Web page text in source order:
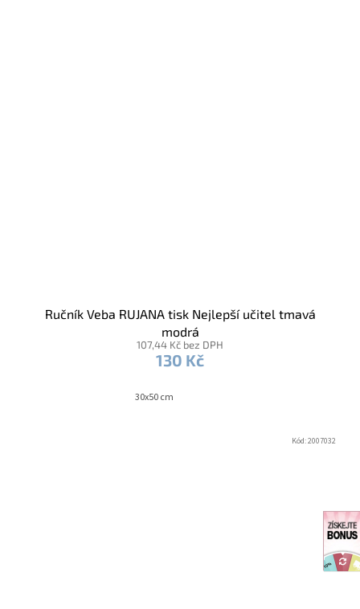
Ručník Veba RUJANA tisk Nejlepší učitel tmavá
modrá
107,44 Kč bez DPH
130 Kč
30x50 cm
Kód:2007032